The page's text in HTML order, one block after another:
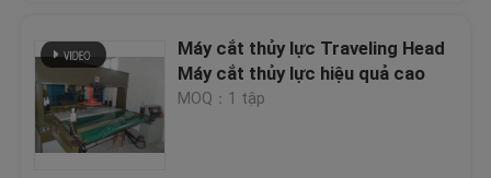
Liên hệ chúng tôi
Máy cắt thủy lực Traveling Head
Máy cắt thủy lực hiệu quả cao
MOQ：1 tập